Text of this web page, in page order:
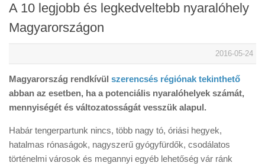
Kazincbarcika
Belföld
A 10 legjobb és legkedveltebb nyaralóhely
Magyarországon
2016-05-24
Magyarország rendkívül szerencsés régiónak tekinthető
abban az esetben, ha a potenciális nyaralóhelyek számát,
mennyiségét és változatosságát vesszük alapul.
Habár tengerpartunk nincs, több nagy tó, óriási hegyek,
hatalmas rónaságok, nagyszerű gyógyfürdők, csodálatos
történelmi városok és megannyi egyéb lehetőség vár ránk